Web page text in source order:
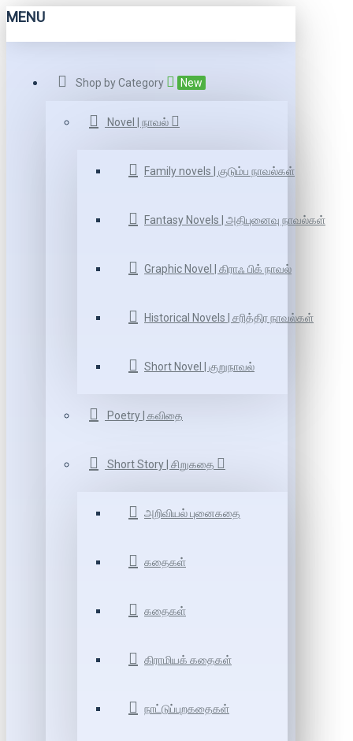
MENU
Shop by Category New
Novel | நாவல்
Family novels | குடும்ப நாவல்கள்
Fantasy Novels | அதிபுனைவு நாவல்கள்
Graphic Novel | கிராஃ பிக் நாவல்
Historical Novels | சரித்திர நாவல்கள்
Short Novel | குறுநாவல்
Poetry | கவிதை
Short Story | சிறுகதை
அறிவியல் புனைகதை
கதைகள்
கதைகள்
கிராமியக் கதைகள்
நாட்டுப்புறகதைகள்